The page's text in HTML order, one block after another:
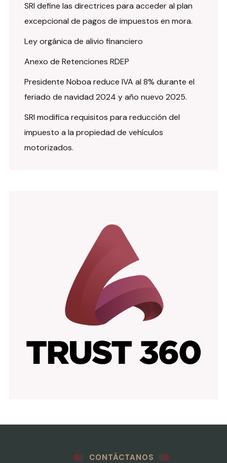
SRI define las directrices para acceder al plan
excepcional de pagos de impuestos en mora.
Ley orgánica de alivio financiero
Anexo de Retenciones RDEP
Presidente Noboa reduce IVA al 8% durante el
feriado de navidad 2024 y año nuevo 2025.
SRI modifica requisitos para reducción del
impuesto a la propiedad de vehículos
motorizados.
CONTÁCTANOS